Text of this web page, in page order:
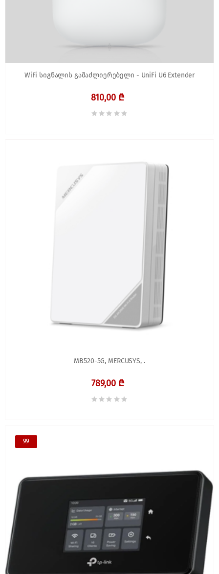
WiFi სიგნალის გამაძლიერებელი - UniFi U6 Extender
810,00 ₾
MB520-5G, MERCUSYS, .
789,00 ₾
99